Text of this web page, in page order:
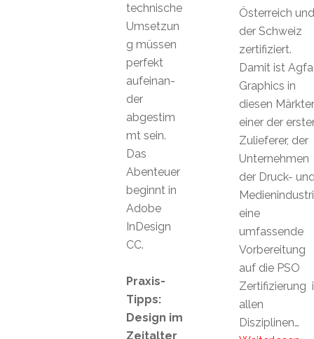
Österreich und
der Schweiz
zertifiziert.
Damit ist Agfa
Graphics in
diesen
einer der
Zulieferer, der
Unternehmen
der Druck-
eine
umfassende
Vorbereitung
auf die PSO
Zertifizierung
allen
Disziplinen…
technische
Umsetzun
g müssen
perfekt
aufeinan-
der
abgestim
mt sein.
Das
Abenteuer
beginnt in
Adobe
InDesign
CC.
Praxis-
Tipps:
Design im
Zeitalter